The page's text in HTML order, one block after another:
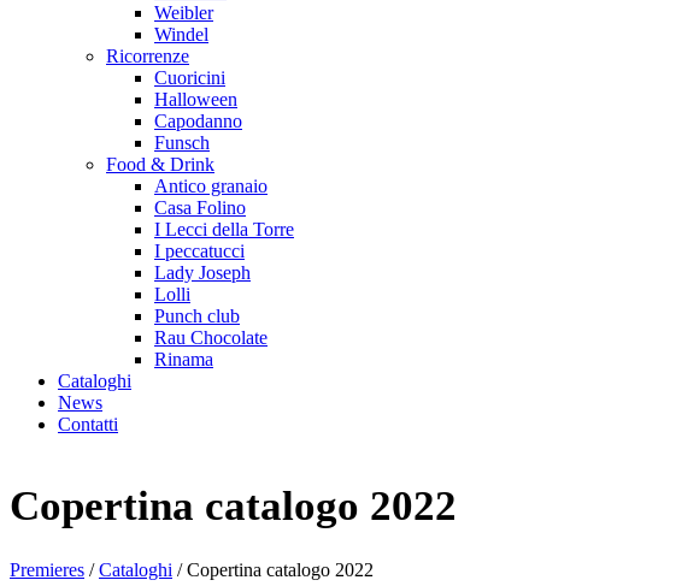
Weibler
Windel
Ricorrenze
Cuoricini
Halloween
Capodanno
Funsch
Food & Drink
Antico granaio
Casa Folino
I Lecci della Torre
I peccatucci
Lady Joseph
Lolli
Punch club
Rau Chocolate
Rinama
Cataloghi
News
Contatti
Copertina catalogo 2022
Premieres /Cataloghi /Copertina catalogo 2022